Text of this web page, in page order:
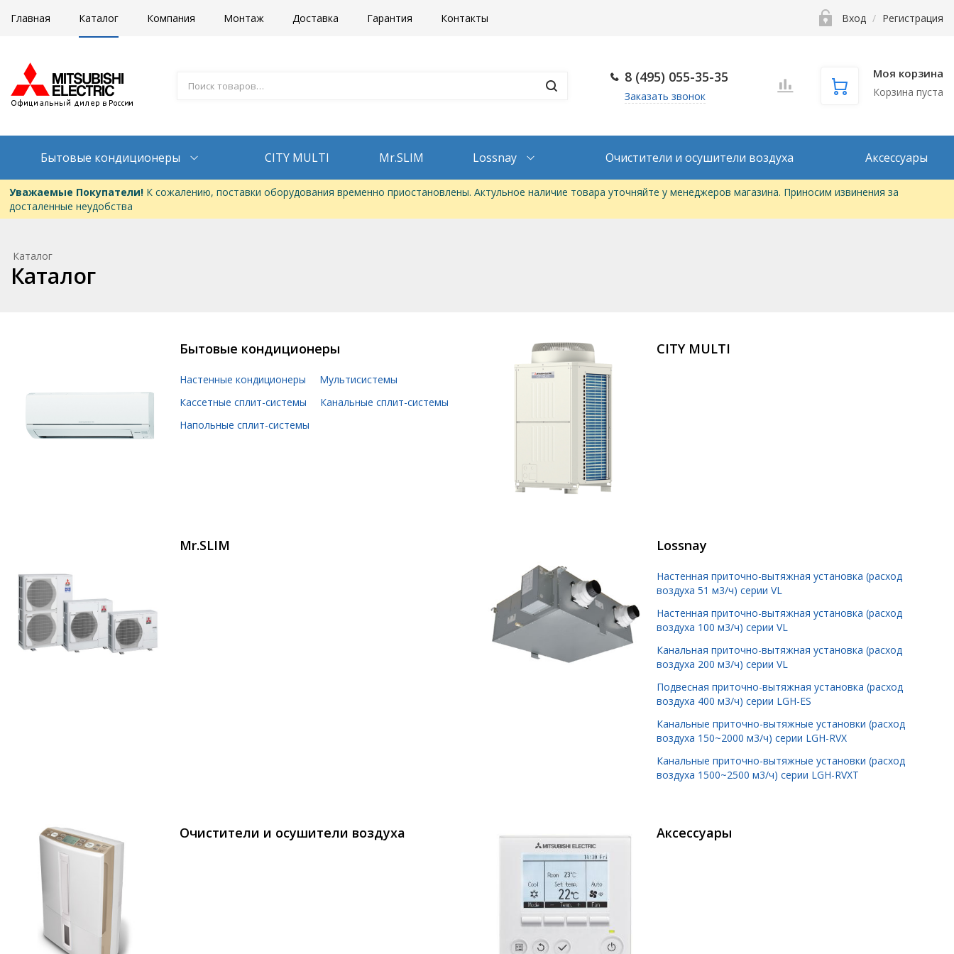
Главная Каталог Компания Монтаж Доставка Гарантия Контакты Вход / Регистрация
8 (495) 055-35-35
Заказать звонок
Моя корзина
Корзина пуста
Бытовые кондиционеры CITY MULTI Mr.SLIM Lossnay Очистители и осушители воздуха Аксессуары
Уважаемые Покупатели!К сожалению, поставки оборудования временно приостановлены. Актульное наличие товара уточняйте у менеджеров магазина. Приносим извинения за
досталенные неудобства
Каталог
Каталог
Бытовые кондиционеры
Настенные кондиционеры
Мультисистемы
Кассетные сплит-системы
Канальные сплит-системы
Напольные сплит-системы
CITY MULTI
Mr.SLIM Lossnay
Настенная приточно-вытяжная установка (расход
воздуха 51 м3/ч) серии VL
Настенная приточно-вытяжная установка (расход
воздуха 100 м3/ч) серии VL
Канальная приточно-вытяжная установка (расход
воздуха 200 м3/ч) серии VL
Подвесная приточно-вытяжная установка (расход
воздуха 400 м3/ч) серии LGH-ES
Канальные приточно-вытяжные установки (расход
воздуха 150~2000 м3/ч) серии LGH-RVX
Канальные приточно-вытяжные установки (расход
воздуха 1500~2500 м3/ч) серии LGH-RVXT
Очистители и осушители воздуха Аксессуары